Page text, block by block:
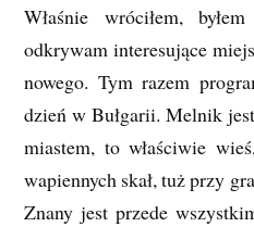
Właśnie wróciłem,
odkrywam interesujące
nowego. Tym razem
dzień w Bułgarii. Melnik
miastem, to właściwie
wapiennych skał, tuż przy
Znany jest przede